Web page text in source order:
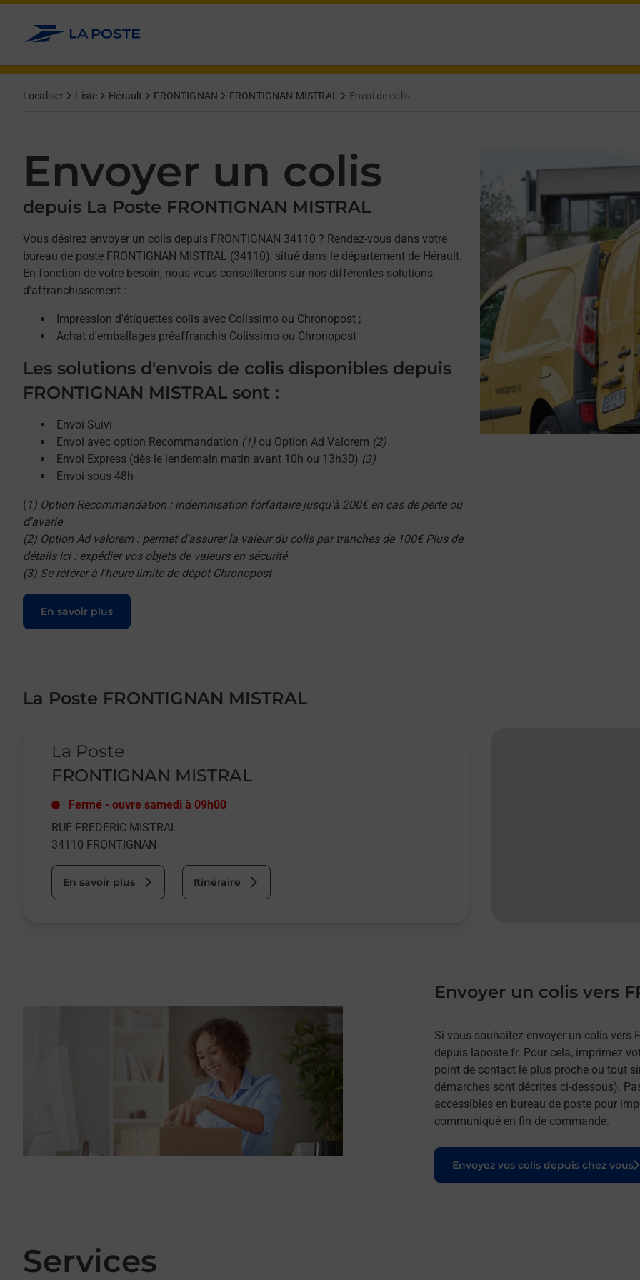
Allez au contenu
Localiser Liste Hérault FRONTIGNAN FRONTIGNAN MISTRAL Envoi de colis
Envoyer un colis
depuis La Poste FRONTIGNAN MISTRAL
Vous désirez envoyer un colis depuis FRONTIGNAN 34110 ? Rendez-vous dans votre
bureau de poste FRONTIGNAN MISTRAL (34110), situé dans le département de Hérault.
En fonction de votre besoin, nous vous conseillerons sur nos différentes solutions
d'affranchissement :
Impression d'étiquettes colis avec Colissimo ou Chronopost ;
Achat d'emballages préaffranchis Colissimo ou Chronopost
Les solutions d'envois de colis disponibles depuis
FRONTIGNAN MISTRAL sont :
Envoi Suivi
Envoi avec option Recommandation (1) ou Option Ad Valorem (2)
Envoi Express (dès le lendemain matin avant 10h ou 13h30) (3)
Envoi sous 48h
( 1) Option Recommandation : indemnisation forfaitaire jusqu'à 200€ en cas de perte ou
d'avarie
(2) Option Ad valorem : permet d'assurer la valeur du colis par tranches de 100€ Plus de
détails ici : expédier vos objets de valeurs en sécurité
(3) Se référer à l'heure limite de dépôt Chronopost
En savoir plus
Le lien s'ouvre dans un nouvel onglet
La Poste FRONTIGNAN MISTRAL
La Poste
FRONTIGNAN MISTRAL
Fermé - ouvre samedi à 09h00
RUE FREDERIC MISTRAL
34110 FRONTIGNAN
En savoir plus Itinéraire
Envoyer un colis vers
Si vous souhaitez envoyer un colis vers
depuis laposte.fr. Pour cela, imprimez
point de contact le plus proche ou tout
démarches sont décrites ci-dessous).
accessibles en bureau de poste pour
communiqué en fin de commande.
Envoyez vos colis depuis chez vous
Le lien s'ouvre dans un nouvel onglet
Services
Afficher ou masquer la réponse
Afficher ou masquer la réponse
Afficher ou masquer la réponse